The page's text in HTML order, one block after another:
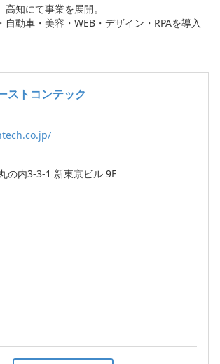
知にて事業を展開。
自動車・美容・WEB・デザイン・RPAを導入
ストコンテック
の内3-3-1 新東京ビル 9F